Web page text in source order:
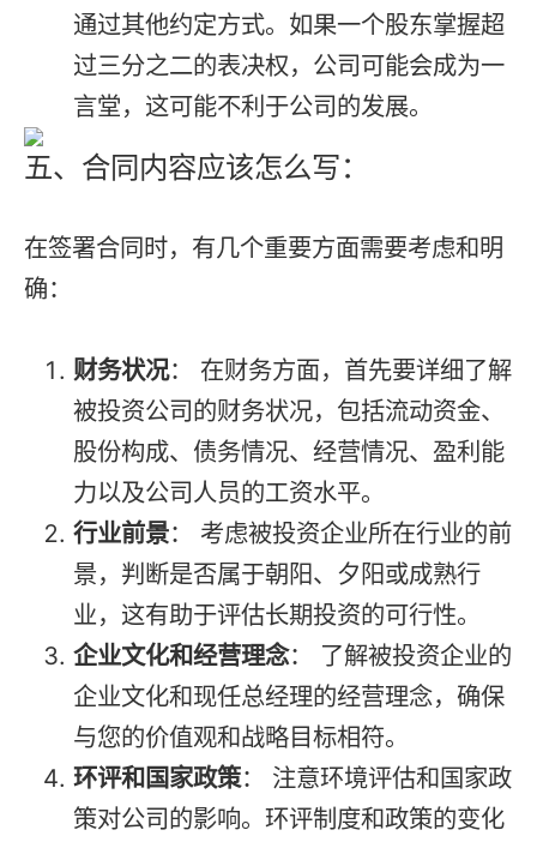
通过其他约定方式。如果一个股东掌握超
过三分之二的表决权，公司可能会成为一
言堂，这可能不利于公司的发展。
五、合同内容应该怎么写：
在签署合同时，有几个重要方面需要考虑和明
确：
财务状况： 在财务方面，首先要详细了解
被投资公司的财务状况，包括流动资金、
股份构成、债务情况、经营情况、盈利能
力以及公司人员的工资水平。
行业前景： 考虑被投资企业所在行业的前
景，判断是否属于朝阳、夕阳或成熟行
业，这有助于评估长期投资的可行性。
企业文化和经营理念： 了解被投资企业的
企业文化和现任总经理的经营理念，确保
与您的价值观和战略目标相符。
环评和国家政策： 注意环境评估和国家政
策对公司的影响。环评制度和政策的变化